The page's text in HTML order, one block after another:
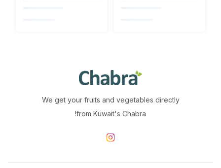
We get your fruits and vegetables directly
from Kuwait's Chabra!